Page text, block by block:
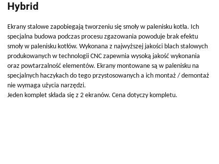
Hybrid
Ekrany stalowe zapobiegają tworzeniu się smoły w palenisku kotła. Ich
specjalna budowa podczas procesu zgazowania powoduje brak efektu
smoły w palenisku kotłów. Wykonana z najwyższej jakości blach stalowych
produkowanych w technologii CNC zapewnia wysoką jakość wykonania
oraz powtarzalność elementów. Ekrany montowane są w palenisku na
specjalnych haczykach do tego przystosowanych a ich montaż / demontaż
nie wymaga użycia narzędzi.
Jeden komplet składa się z 2 ekranów. Cena dotyczy kompletu.